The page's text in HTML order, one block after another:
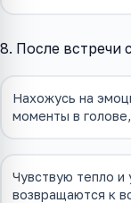
8. После встречи
Нахожусь на
моменты в
Чувствую тепло и
возвращаются к